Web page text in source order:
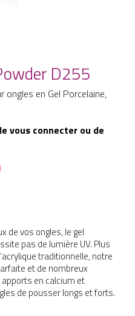
D255
ongles en Gel Porcelaine,
vous connecter ou de
de vos ongles, le gel
pas de lumière UV. Plus
traditionnelle, notre
et de nombreux
en calcium et
de pousser longs et forts.